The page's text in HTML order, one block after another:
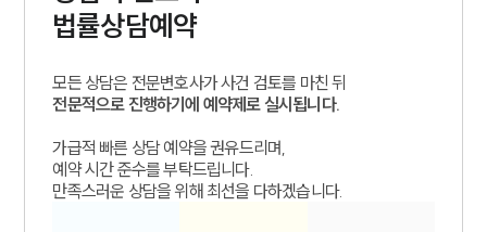
법률상담예약
모든 상담은 전문변호사가 사건 검토를 마친 뒤
전문적으로 진행하기에 예약제로 실시됩니다.
가급적 빠른 상담 예약을 권유드리며,
예약 시간 준수를 부탁드립니다.
만족스러운 상담을 위해 최선을 다하겠습니다.